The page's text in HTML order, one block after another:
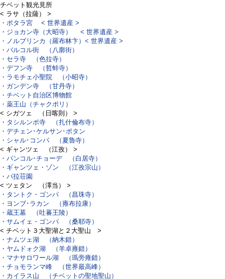
チベット観光見所
< ラサ（拉薩） >
・ポタラ宮 < 世界遺産 >
・ジョカン寺（大昭寺）
< 世界遺産 >
・ノルブリンカ（羅布林卞） < 世界遺産 >
・バルコル街 （八廓街）
・セラ寺 （色拉寺）
・デフン寺 （哲蚌寺）
・ラモチェ小聖院 （小昭寺）
・ガンデン寺 （甘丹寺）
・チベット自治区博物館
・薬王山（チャクポリ）
< シガツェ （日喀則） >
・タシルンポ寺 （扎什倫布寺）
・デチェン･ケルサン･ポタン
・シャル･コンパ （夏魯寺）
< ギャンツェ （江孜） >
・パンコル･チョーデ （白居寺）
・ギャンツェ・ゾン （江孜宗山）
・パ拉荘園
< ツェタン （澤当） >
・タントク・ゴンパ （昌珠寺）
・ヨンブ･ラカン （雍布拉康）
・蔵王墓 （吐蕃王陵）
・サムイェ・ゴンパ （桑耶寺）
< チベット３大聖湖と２大聖山 >
・ナムツェ湖 （納木錯）
・ヤムドォク湖 （羊卓雍錯）
・マナサロワール湖 （瑪旁雍錯）
・チョモランマ峰 （世界最高峰）
・カイラス山 （チベットの聖地聖山）